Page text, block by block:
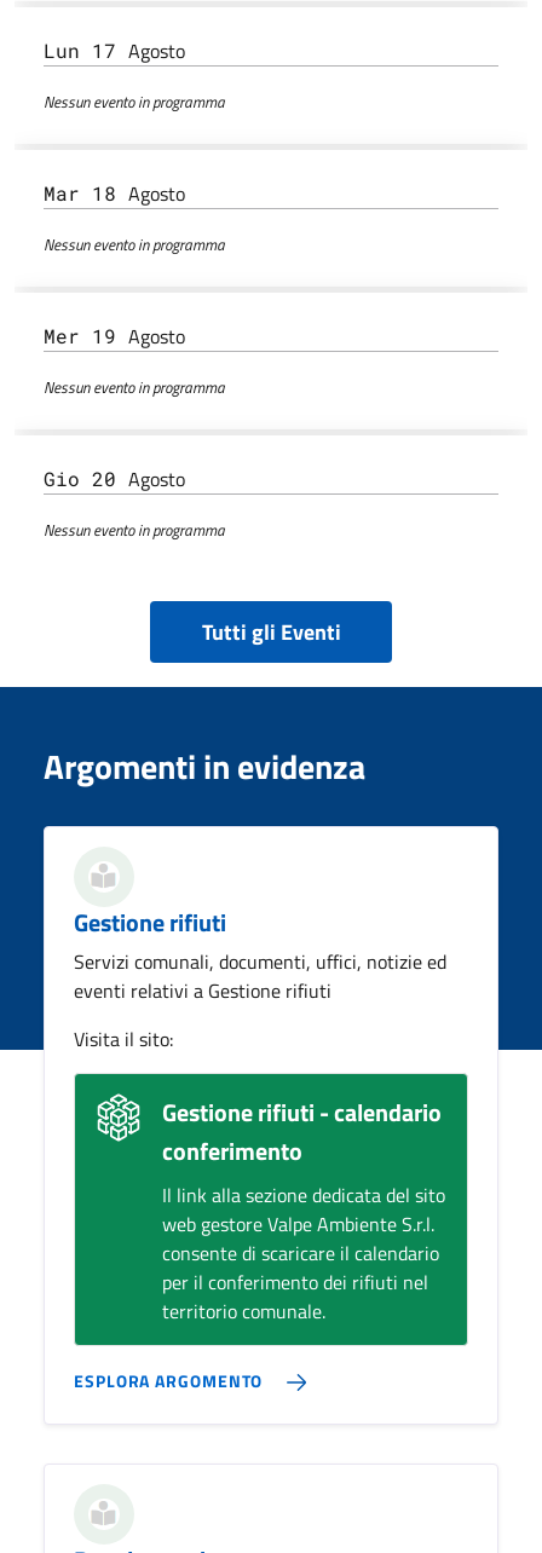
Lun 17 Agosto
Nessun evento in programma
Mar 18 Agosto
Nessun evento in programma
Mer 19 Agosto
Nessun evento in programma
Gio 20 Agosto
Nessun evento in programma
Tutti gli Eventi
Argomenti in evidenza
Gestione rifiuti
Servizi comunali, documenti, uffici, notizie ed
eventi relativi a Gestione rifiuti
Visita il sito:
Gestione rifiuti - calendario
conferimento
Il link alla sezione dedicata del sito
web gestore Valpe Ambiente S.r.l.
consente di scaricare il calendario
per il conferimento dei rifiuti nel
territorio comunale.
ESPLORA ARGOMENTO